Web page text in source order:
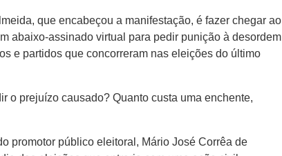
que encabeçou a manifestação, é fazer chegar ao
abaixo-assinado virtual para pedir punição à desordem
e partidos que concorreram nas eleições do último
o prejuízo causado? Quanto custa uma enchente,
promotor público eleitoral, Mário José Corrêa de